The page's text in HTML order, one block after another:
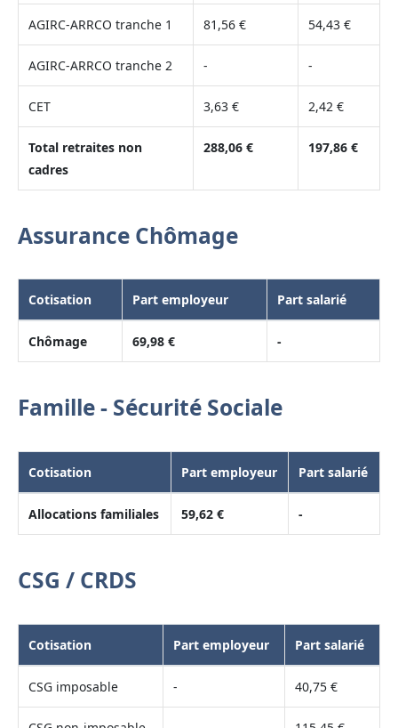
AGIRC-ARRCO tranche 1 81,56 € 54,43 €
AGIRC-ARRCO tranche 2 - -
CET 3,63 € 2,42 €
Total retraites non
cadres
288,06 € 197,86 €
Assurance Chômage
Cotisation Part employeur Part salarié
Chômage 69,98 € -
Famille - Sécurité Sociale
Cotisation Part employeur Part salarié
Allocations familiales 59,62 € -
CSG / CRDS
Cotisation Part employeur Part salarié
CSG imposable - 40,75 €